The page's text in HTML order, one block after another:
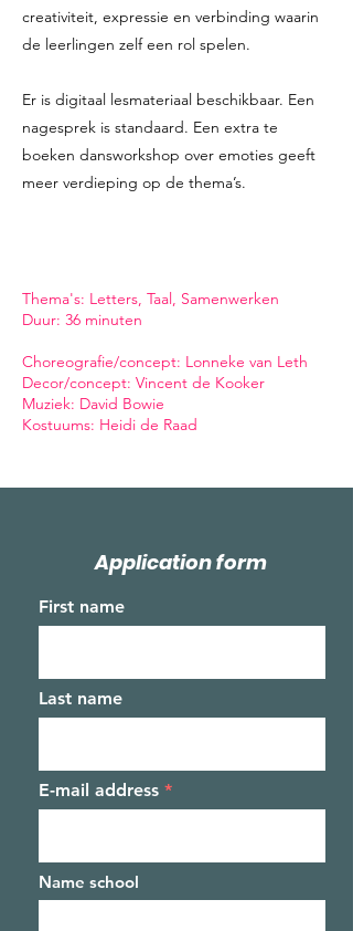
creativiteit, expressie en verbinding waarin
de leerlingen zelf een rol spelen.
Er is digitaal lesmateriaal beschikbaar. Een
nagesprek is standaard. Een extra te
boeken dansworkshop over emoties geeft
meer verdieping op de thema’s.
Thema's: Letters, Taal, Samenwerken
Duur: 36 minuten
Choreografie/concept: Lonneke van Leth
Decor/concept: Vincent de Kooker
Muziek: David Bowie
Kostuums: Heidi de Raad
Application form
First name
Last name
E-mail address
Name school